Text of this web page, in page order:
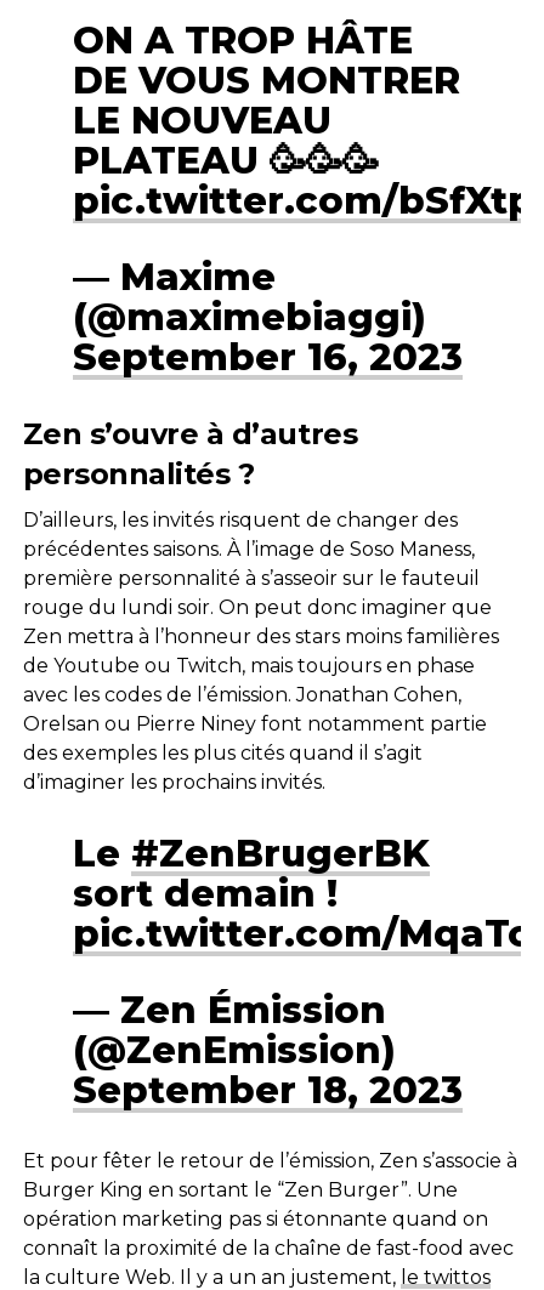
ON A TROP HÂTE
DE VOUS MONTRER
LE NOUVEAU
PLATEAU 🥳🥳🥳
pic.twitter.com/
— Maxime
(@maximebiaggi)
September 16, 2023
Zen s’ouvre à d’autres
personnalités ?
D’ailleurs, les invités risquent de changer des
précédentes saisons. À l’image de Soso Maness,
première personnalité à s’asseoir sur le fauteuil
rouge du lundi soir. On peut donc imaginer que
Zen mettra à l’honneur des stars moins familières
de Youtube ou Twitch, mais toujours en phase
avec les codes de l’émission. Jonathan Cohen,
Orelsan ou Pierre Niney font notamment partie
des exemples les plus cités quand il s’agit
d’imaginer les prochains invités.
Le #ZenBrugerBK
sort demain !
pic.twitter.com/
— Zen Émission
(@ZenEmission)
September 18, 2023
Et pour fêter le retour de l’émission, Zen s’associe à
Burger King en sortant le “Zen Burger”. Une
opération marketing pas si étonnante quand on
connaît la proximité de la chaîne de fast-food avec
la culture Web. Il y a un an justement, le twittos